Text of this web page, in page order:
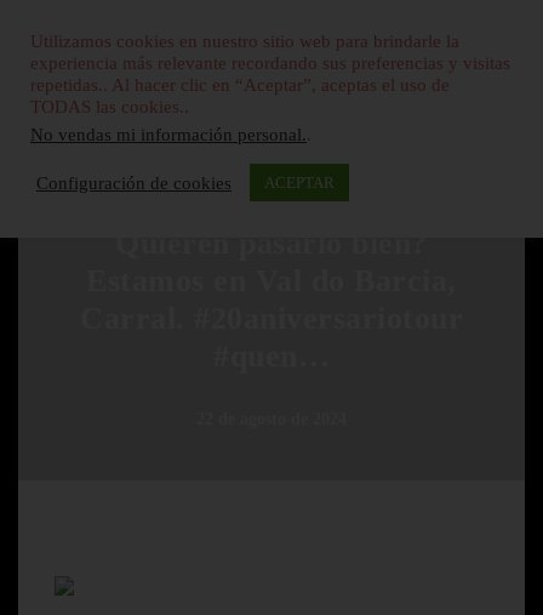
SIN CATEGORÍA
Utilizamos cookies en nuestro sitio web para brindarle la
experiencia más relevante recordando sus preferencias y visitas
repetidas.. Al hacer clic en “Aceptar”, aceptas el uso de
TODAS las cookies..
No vendas mi información personal..
Configuración de cookies ACEPTAR